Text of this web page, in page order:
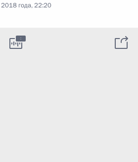
года, 22:20
: